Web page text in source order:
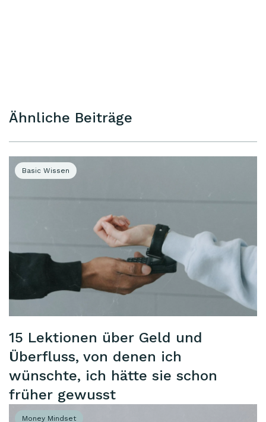
Ähnliche Beiträge
Basic Wissen
15 Lektionen über Geld und
Überfluss, von denen ich
wünschte, ich hätte sie schon
früher gewusst
Money Mindset